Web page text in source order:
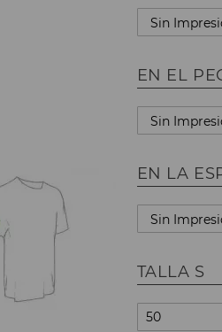
EN EL
EN LA
TALLA S